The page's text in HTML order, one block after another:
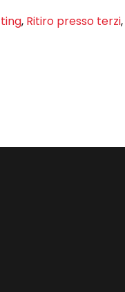
, Ritiro presso terzi,